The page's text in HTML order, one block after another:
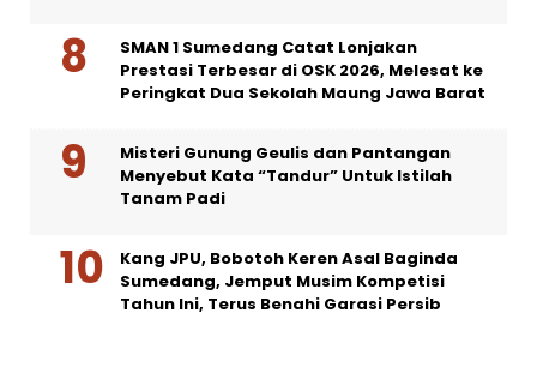
SMAN 1 Sumedang Catat Lonjakan
Prestasi Terbesar di OSK 2026, Melesat ke
Peringkat Dua Sekolah Maung Jawa Barat
Misteri Gunung Geulis dan Pantangan
Menyebut Kata “Tandur” Untuk Istilah
Tanam Padi
Kang JPU, Bobotoh Keren Asal Baginda
Sumedang, Jemput Musim Kompetisi
Tahun Ini, Terus Benahi Garasi Persib